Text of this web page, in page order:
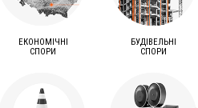
ЕКОНОМІЧНІ
СПОРИ
БУДІВЕЛЬНІ
СПОРИ